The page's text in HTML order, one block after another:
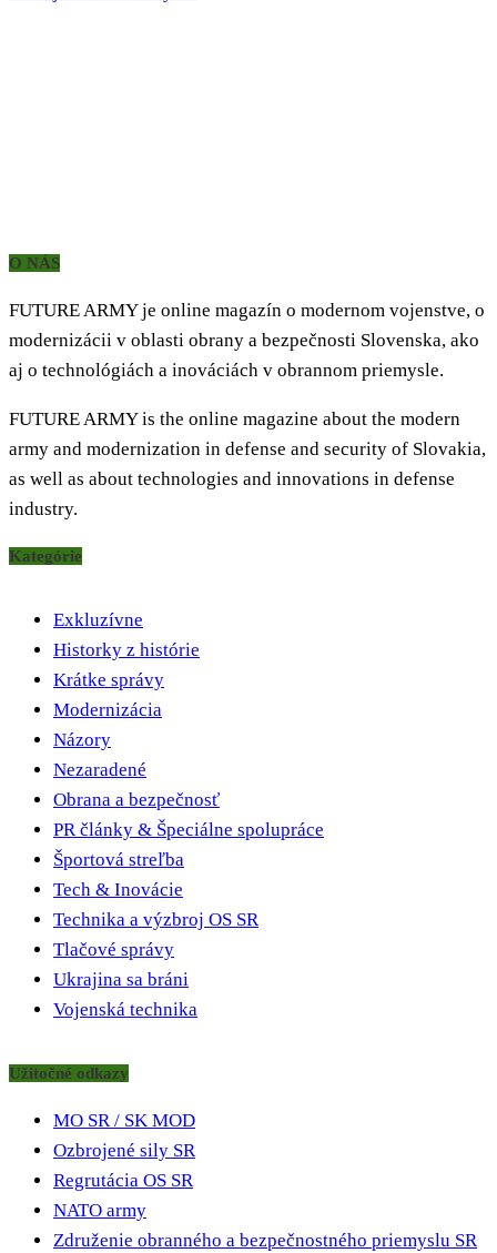
O NÁS
FUTURE ARMY je online magazín o modernom vojenstve, o
modernizácii v oblasti obrany a bezpečnosti Slovenska, ako
aj o technológiách a inováciách v obrannom priemysle.
FUTURE ARMY is the online magazine about the modern
army and modernization in defense and security of Slovakia,
as well as about technologies and innovations in defense
industry.
Kategórie
Exkluzívne
Historky z histórie
Krátke správy
Modernizácia
Názory
Nezaradené
Obrana a bezpečnosť
PR články & Špeciálne spolupráce
Športová streľba
Tech & Inovácie
Technika a výzbroj OS SR
Tlačové správy
Ukrajina sa bráni
Vojenská technika
Užitočné odkazy
MO SR / SK MOD
Ozbrojené sily SR
Regrutácia OS SR
NATO army
Združenie obranného a bezpečnostného priemyslu SR